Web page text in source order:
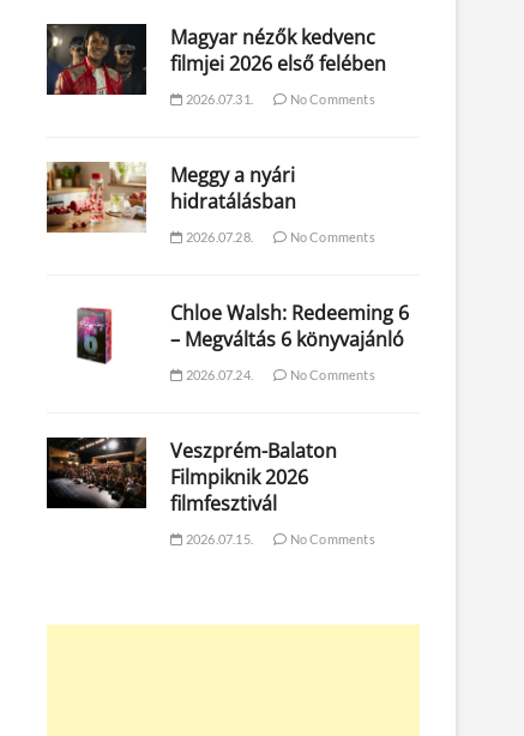
Magyar nézők kedvenc
filmjei 2026 első felében
2026.07.31. No Comments
Meggy a nyári
hidratálásban
2026.07.28. No Comments
Chloe Walsh: Redeeming 6
– Megváltás 6 könyvajánló
2026.07.24. No Comments
Veszprém-Balaton
Filmpiknik 2026
filmfesztivál
2026.07.15. No Comments